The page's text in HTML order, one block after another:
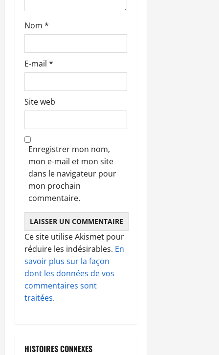
l
e
Nom *
E-mail *
Site web
Enregistrer mon nom,
mon e-mail et mon site
dans le navigateur pour
mon prochain
commentaire.
Ce site utilise Akismet pour
réduire les indésirables. En
savoir plus sur la façon
dont les données de vos
commentaires sont
traitées.
HISTOIRES CONNEXES